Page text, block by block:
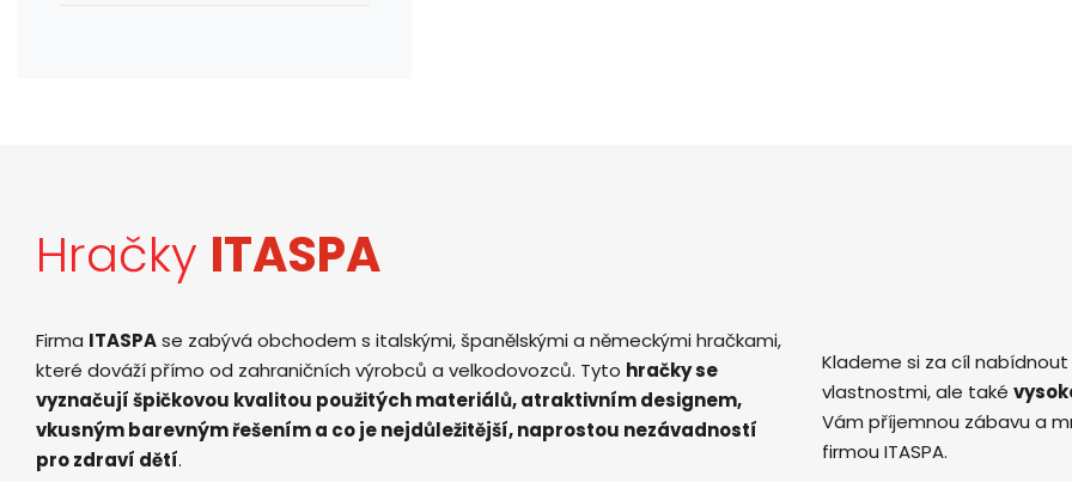
Hračky ITASPA
Firma ITASPAse zabývá obchodem s italskými, španělskými a německými hračkami,
které dováží přímo od zahraničních výrobců a velkodovozců. Tyto hračky se
vyznačují špičkovou kvalitou použitých materiálů, atraktivním designem,
vkusným barevným řešením a co je nejdůležitější, naprostou nezávadností
pro zdraví dětí.
Klademe si za cíl
vlastnostmi, ale také
Vám příjemnou zábavu a
firmou ITASPA.